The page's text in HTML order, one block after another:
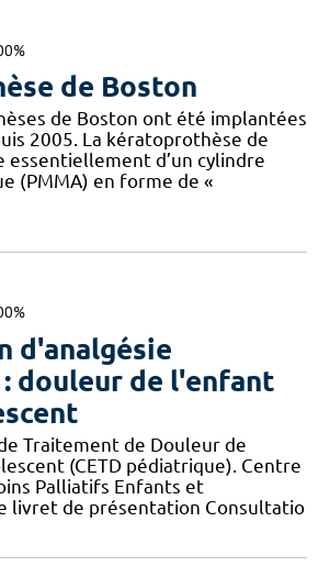
de Boston
de Boston ont été implantées
2005. La kératoprothèse de
essentiellement d’un cylindre
(PMMA) en forme de «
d'analgésie
douleur de l'enfant
Traitement de Douleur de
(CETD pédiatrique). Centre
Palliatifs Enfants et
livret de présentation Consultatio